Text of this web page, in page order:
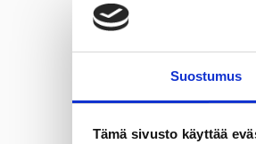
Suostumus
Tämä sivusto käyttää